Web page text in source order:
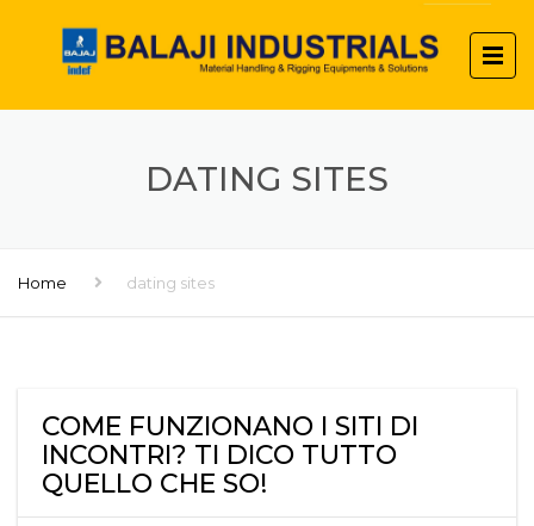
DATING SITES
Home dating sites
COME FUNZIONANO I SITI DI
INCONTRI? TI DICO TUTTO
QUELLO CHE SO!